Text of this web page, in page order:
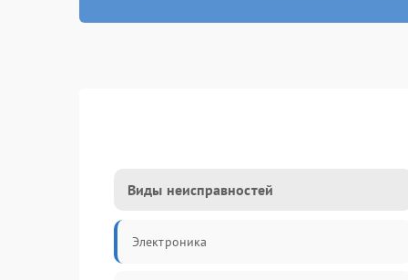
Виды неисправностей
Электроника